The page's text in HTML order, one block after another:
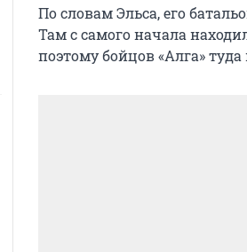
По словам Эльса, его
Там с самого начала
поэтому бойцов «Алга»